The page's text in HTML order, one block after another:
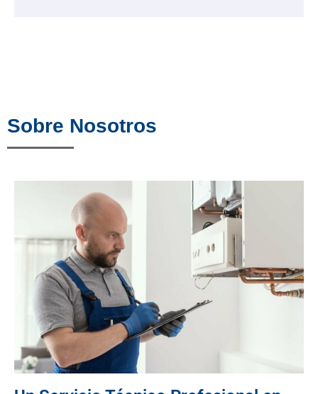
Sobre Nosotros